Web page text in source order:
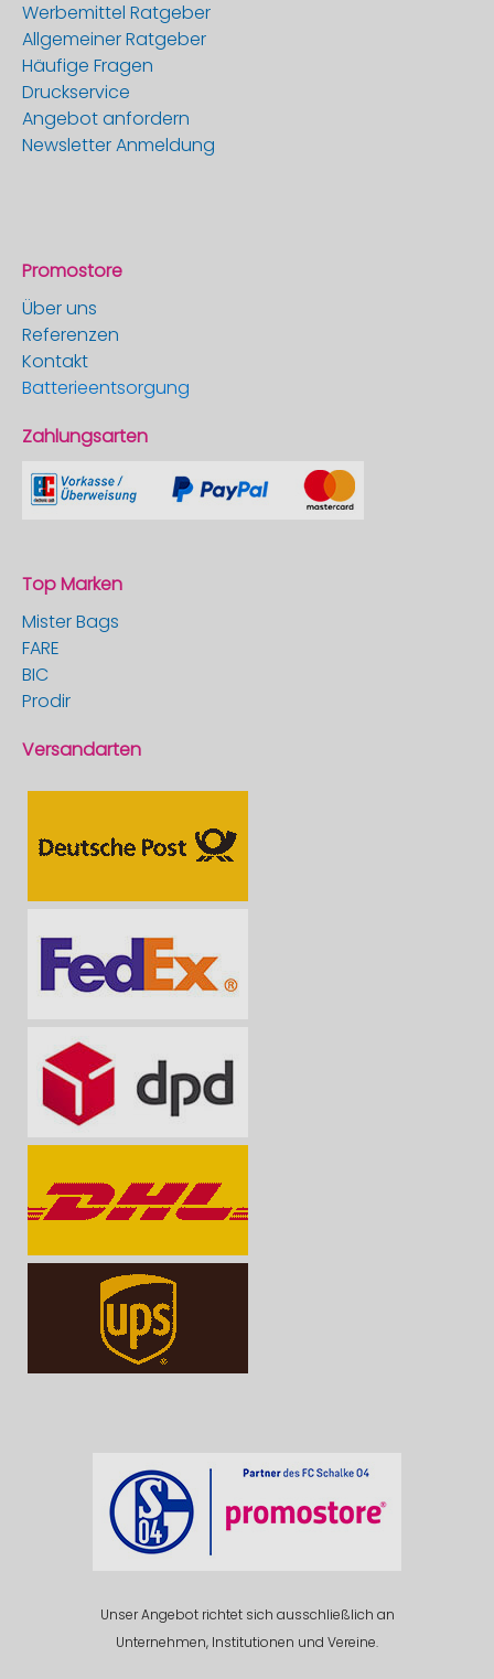
Werbemittel Ratgeber
Allgemeiner Ratgeber
Häufige Fragen
Druckservice
Angebot anfordern
Newsletter Anmeldung
Promostore
Über uns
Referenzen
Kontakt
Batterieentsorgung
Zahlungsarten
Top Marken
Mister Bags
FARE
BIC
Prodir
Versandarten
Unser Angebot richtet sich ausschließlich an
Unternehmen, Institutionen und Vereine.